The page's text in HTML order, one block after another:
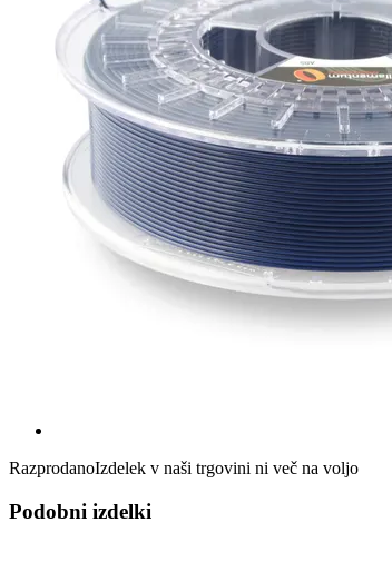
RazprodanoIzdelek v naši trgovini ni več na voljo
Podobni izdelki